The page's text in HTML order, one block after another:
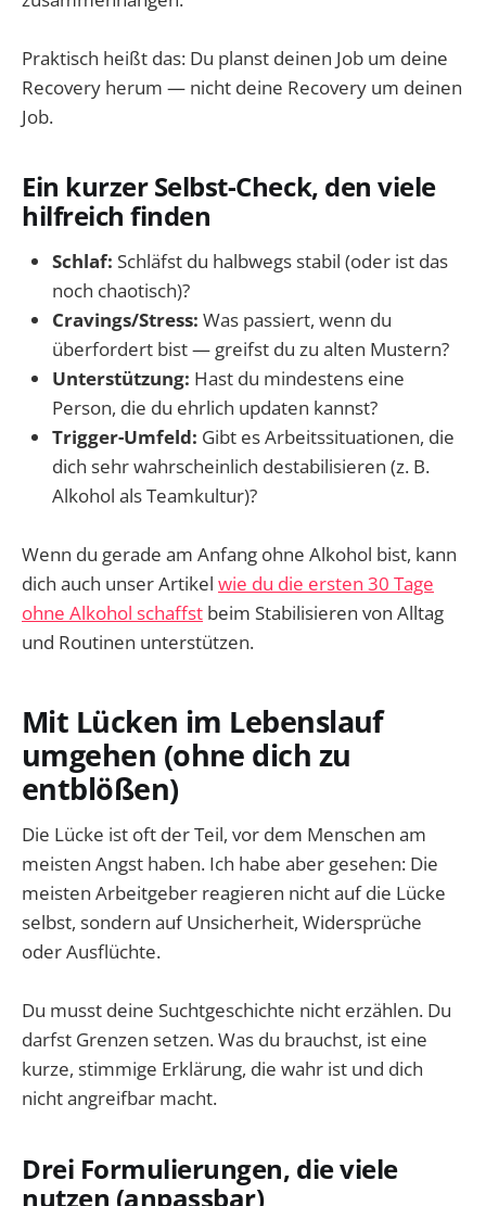
Praktisch heißt das: Du planst deinen Job um deine
Recovery herum — nicht deine Recovery um deinen
Job.
Ein kurzer Selbst-Check, den viele
hilfreich finden
Schlaf: Schläfst du halbwegs stabil (oder ist das
noch chaotisch)?
Cravings/Stress: Was passiert, wenn du
überfordert bist — greifst du zu alten Mustern?
Unterstützung: Hast du mindestens eine
Person, die du ehrlich updaten kannst?
Trigger-Umfeld: Gibt es Arbeitssituationen, die
dich sehr wahrscheinlich destabilisieren (z. B.
Alkohol als Teamkultur)?
Wenn du gerade am Anfang ohne Alkohol bist, kann
dich auch unser Artikel wie du die ersten 30 Tage
ohne Alkohol schaffst beim Stabilisieren von Alltag
und Routinen unterstützen.
Mit Lücken im Lebenslauf
umgehen (ohne dich zu
entblößen)
Die Lücke ist oft der Teil, vor dem Menschen am
meisten Angst haben. Ich habe aber gesehen: Die
meisten Arbeitgeber reagieren nicht auf die Lücke
selbst, sondern auf Unsicherheit, Widersprüche
oder Ausflüchte.
Du musst deine Suchtgeschichte nicht erzählen. Du
darfst Grenzen setzen. Was du brauchst, ist eine
kurze, stimmige Erklärung, die wahr ist und dich
nicht angreifbar macht.
Drei Formulierungen, die viele
nutzen (anpassbar)